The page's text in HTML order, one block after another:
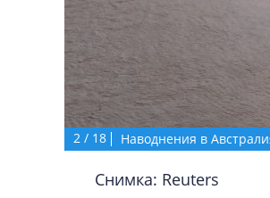
2 / 18 Наводнения в
Снимка: Reuters